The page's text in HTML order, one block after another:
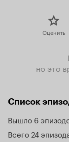
Оценить
но это
Список
Вышло 6
Всего 24